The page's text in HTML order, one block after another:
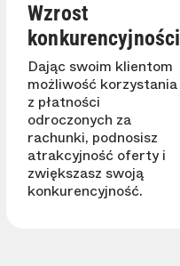
Wzrost
konkurencyjności
Dając swoim klientom
możliwość korzystania
z płatności
odroczonych za
rachunki, podnosisz
atrakcyjność oferty i
zwiększasz swoją
konkurencyjność.